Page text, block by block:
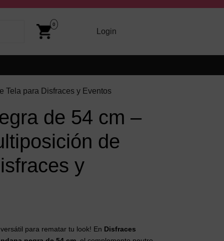
y abajo para revisarlos y Enter para ir a la página
0
Image
Login
Tela para Disfraces y Eventos
de 54 cm –
de
y
para rematar tu look! En Disfraces